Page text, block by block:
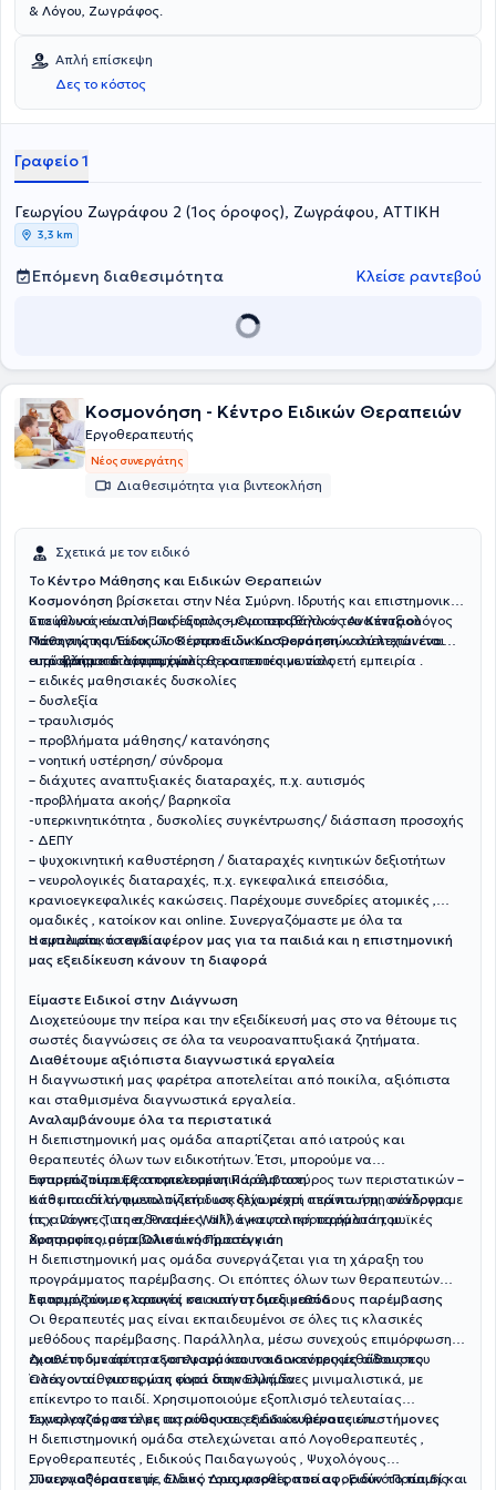
& Λόγου, Ζωγράφος.
Απλή επίσκεψη
Δες το κόστος
Γραφείο 1
Γεωργίου Ζωγράφου 2 (1ος όροφος), Ζωγράφου, ΑΤΤΙΚΗ
3,3 km
Επόμενη διαθεσιμότητα Κλείσε ραντεβού
Κοσμονόηση - Κέντρο Ειδικών Θεραπειών
Εργοθεραπευτής
Νέος συνεργάτης
Διαθεσιμότητα για βιντεοκλήση
Σχετικά με τον ειδικό
Το Κέντρο Μάθησης και Ειδικών Θεραπειών
Κοσμονόηση βρίσκεται στην Νέα Σμύρνη. Ιδρυτής και επιστημονικά
υπεύθυνος είναι ο Παιδίατρος – Ομοιοπαθητικός Αναπτυξιολόγος
Παναγιώτης Λάιος. Το Κέντρο Ειδικών Θεραπειών στελεχώνεται
από άρτια καταρτισμένους θεραπευτές με πολυετή εμπειρία .
Στο φιλικό και πλήρως εξοπλισμένο περιβάλλον τουΚέντρου
Μάθησης και Ειδικών Θεραπειών Κοσμονόησηκαλύπτεται ένα
ευρύ φάσμα διαταραχών:
– προβλήματα λόγου, ομιλίας και επικοινωνίας
– ειδικές μαθησιακές δυσκολίες
– δυσλεξία
– τραυλισμός
– προβλήματα μάθησης/ κατανόησης
– νοητική υστέρηση/ σύνδρομα
– διάχυτες αναπτυξιακές διαταραχές, π.χ. αυτισμός
-προβλήματα ακοής/ βαρηκοΐα
-υπερκινητικότητα , δυσκολίες συγκέντρωσης/ διάσπαση προσοχής
- ΔΕΠΥ
– ψυχοκινητική καθυστέρηση / διαταραχές κινητικών δεξιοτήτων
– νευρολογικές διαταραχές, π.χ. εγκεφαλικά επεισόδια,
κρανιοεγκεφαλικές κακώσεις. Παρέχουμε συνεδρίες ατομικές ,
ομαδικές , κατοίκον και online. Συνεργαζόμαστε με όλα τα
ασφαλιστικά ταμεία.
Η εμπειρία, το ενδιαφέρον μας για τα παιδιά και η επιστημονική
μας εξειδίκευση κάνουν τη διαφορά
Είμαστε Ειδικοί στην Διάγνωση
Διοχετεύουμε την πείρα και την εξειδίκευσή μας στο να θέτουμε τις
σωστές διαγνώσεις σε όλα τα νευροαναπτυξιακά ζητήματα.
Διαθέτουμε αξιόπιστα διαγνωστικά εργαλεία
Η διαγνωστική μας φαρέτρα αποτελείται από ποικίλα, αξιόπιστα
και σταθμισμένα διαγνωστικά εργαλεία.
Αναλαμβάνουμε όλα τα περιστατικά
Η διεπιστημονική μας ομάδα απαρτίζεται από ιατρούς και
θεραπευτές όλων των ειδικοτήτων. Έτσι, μπορούμε να
αντιμετωπίσουμε αποτελεσματικά όλο το εύρος των περιστατικών –
από μια απλή φωνολογική δυσκολία μέχρι σπάνια ή μη σύνδρομα
(π.χ. Down, Turner, Prader-Willi), εγκεφαλική παράλυση, μυϊκές
δυστροφίες, μεταβολικά νοσήματα κ.ά.
Εφαρμόζουμε Εξατομικευμένη Παρέμβαση
Κάθε παιδί αντιμετωπίζεται ως ξεχωριστή περίπτωση, ανάλογα με
τις ανάγκες, τις αδυναμίες, αλλά και τα προτερήματά του.
Χρησιμοποιούμε Ολιστική Προσέγγιση
Η διεπιστημονική μας ομάδα συνεργάζεται για τη χάραξη του
προγράμματος παρέμβασης. Οι επόπτες όλων των θεραπευτών
λειτουργούν ως αρωγοί σε αυτή τη διαδικασία.
Εφαρμόζουμε κλασικές και καινοτόμες μεθόδους παρέμβασης
Οι θεραπευτές μας είναι εκπαιδευμένοι σε όλες τις κλασικές
μεθόδους παρέμβασης. Παράλληλα, μέσω συνεχούς επιμόρφωσης,
έχουν τη δυνατότητα να εφαρμόσουν καινοτόμες μεθόδους που
εισάγονται για πρώτη φορά στην Ελλάδα.
Διαθέτουμε άρτιο εξοπλισμό και παιδοκεντρικές αίθουσες
Όλες οι αίθουσες μας είναι διακοσμημένες μινιμαλιστικά, με
επίκεντρο το παιδί. Χρησιμοποιούμε εξοπλισμό τελευταίας
τεχνολογίας σε όλες τις αίθουσες ειδικών θεραπειών.
Συνεργαζόμαστε με ιατρούς και εξειδικευμένους επιστήμονες
Η διεπιστημονική ομάδα στελεχώνεται από Λογοθεραπευτές ,
Εργοθεραπευτές , Ειδικούς Παιδαγωγούς , Ψυχολόγους
, Παιγνιοθεραπευτή , Ειδικό Δραματοθεραπείας , Ειδικό Πρώιμης
Συνεργαζόμαστε με όλους τους φορείς που αφορούν το παιδί και